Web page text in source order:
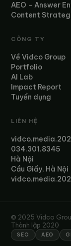
AEO – Answer
Content
CÔNG TY
Về Vidco Group
Portfolio
AI Lab
Impact Report
Tuyển dụng
LIÊN HỆ
034.301.8345
Hà Nội
Cầu Giấy, Hà Nội
© 2025 Vidco
Thành lập 2020
SEO AEO